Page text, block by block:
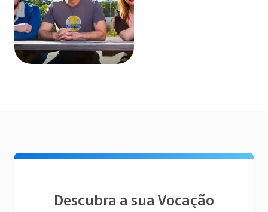
Descubra a sua Vocação